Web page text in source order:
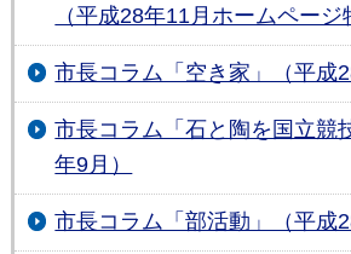
（平成28年11月ホームページ
市長コラム「空き家」（平成
市長コラム「石と陶を国立競
年9月）
市長コラム「部活動」（平成